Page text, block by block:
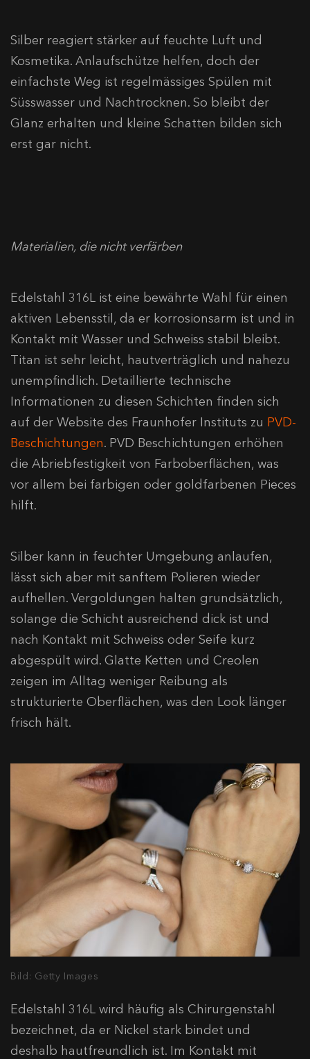
Silber reagiert stärker auf feuchte Luft und
Kosmetika. Anlaufschütze helfen, doch der
einfachste Weg ist regelmässiges Spülen mit
Süsswasser und Nachtrocknen. So bleibt der
Glanz erhalten und kleine Schatten bilden sich
erst gar nicht.
Materialien, die nicht verfärben
Edelstahl 316L ist eine bewährte Wahl für einen
aktiven Lebensstil, da er korrosionsarm ist und in
Kontakt mit Wasser und Schweiss stabil bleibt.
Titan ist sehr leicht, hautverträglich und nahezu
unempfindlich. Detaillierte technische
Informationen zu diesen Schichten finden sich
auf der Website des Fraunhofer Instituts zu PVD-
Beschichtungen. PVD Beschichtungen erhöhen
die Abriebfestigkeit von Farboberflächen, was
vor allem bei farbigen oder goldfarbenen Pieces
hilft.
Silber kann in feuchter Umgebung anlaufen,
lässt sich aber mit sanftem Polieren wieder
aufhellen. Vergoldungen halten grundsätzlich,
solange die Schicht ausreichend dick ist und
nach Kontakt mit Schweiss oder Seife kurz
abgespült wird. Glatte Ketten und Creolen
zeigen im Alltag weniger Reibung als
strukturierte Oberflächen, was den Look länger
frisch hält.
Bild: Getty Images
Edelstahl 316L wird häufig als Chirurgenstahl
bezeichnet, da er Nickel stark bindet und
deshalb hautfreundlich ist. Im Kontakt mit